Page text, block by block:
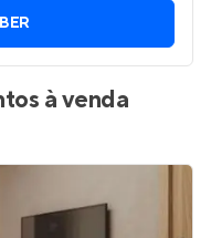
à venda